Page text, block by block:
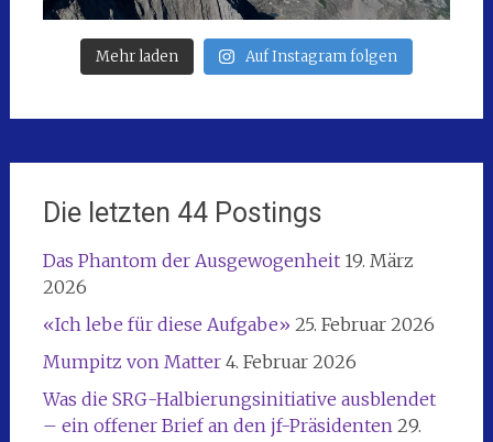
Mehr laden Auf Instagram folgen
Die letzten 44 Postings
Das Phantom der Ausgewogenheit 19. März
2026
«Ich lebe für diese Aufgabe» 25. Februar 2026
Mumpitz von Matter 4. Februar 2026
Was die SRG-Halbierungsinitiative ausblendet
– ein offener Brief an den jf-Präsidenten 29.